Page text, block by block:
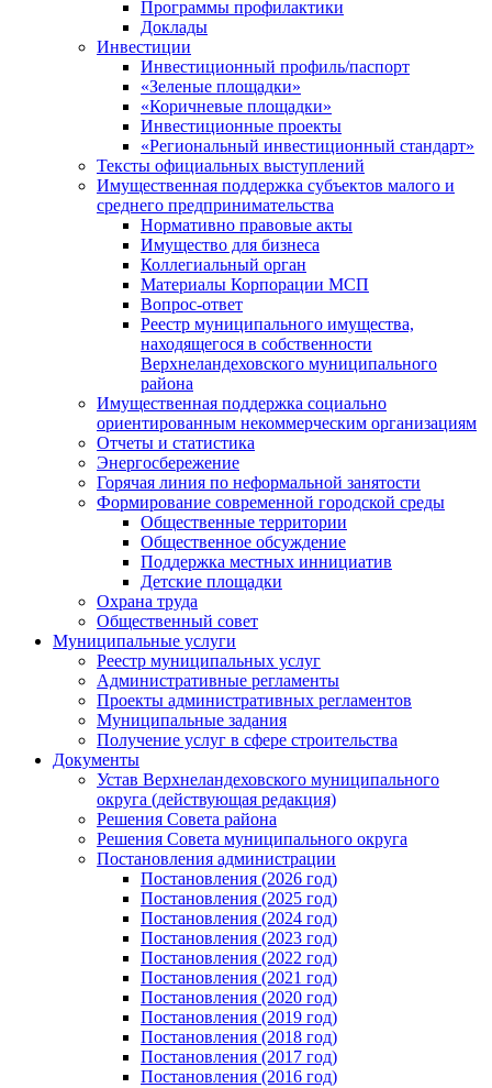
Программы профилактики
Доклады
Инвестиции
Инвестиционный профиль/паспорт
«Зеленые площадки»
«Коричневые площадки»
Инвестиционные проекты
«Региональный инвестиционный стандарт»
Тексты официальных выступлений
Имущественная поддержка субъектов малого и
среднего предпринимательства
Нормативно правовые акты
Имущество для бизнеса
Коллегиальный орган
Материалы Корпорации МСП
Вопрос-ответ
Реестр муниципального имущества,
находящегося в собственности
Верхнеландеховского муниципального
района
Имущественная поддержка социально
ориентированным некоммерческим организациям
Отчеты и статистика
Энергосбережение
Горячая линия по неформальной занятости
Формирование современной городской среды
Общественные территории
Общественное обсуждение
Поддержка местных иннициатив
Детские площадки
Охрана труда
Общественный совет
Муниципальные услуги
Реестр муниципальных услуг
Административные регламенты
Проекты административных регламентов
Муниципальные задания
Получение услуг в сфере строительства
Документы
Устав Верхнеландеховского муниципального
округа (действующая редакция)
Решения Совета района
Решения Совета муниципального округа
Постановления администрации
Постановления (2026 год)
Постановления (2025 год)
Постановления (2024 год)
Постановления (2023 год)
Постановления (2022 год)
Постановления (2021 год)
Постановления (2020 год)
Постановления (2019 год)
Постановления (2018 год)
Постановления (2017 год)
Постановления (2016 год)